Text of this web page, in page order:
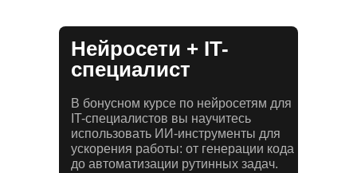
Нейросети + IT-
специалист
В бонусном курсе по нейросетям для
IT-специалистов вы научитесь
использовать ИИ-инструменты для
ускорения работы: от генерации кода
до автоматизации рутинных задач.